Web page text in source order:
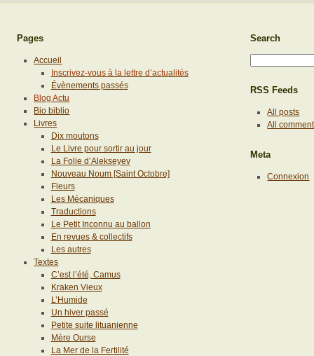
Pages
Accueil
Inscrivez-vous à la lettre d’actualités
Évènements passés
Blog Actu
Bio biblio
Livres
Dix moutons
Le Livre pour sortir au jour
La Folie d’Alekseyev
Nouveau Noum [Saint Octobre]
Fleurs
Les Mécaniques
Traductions
Le Petit Inconnu au ballon
En revues & collectifs
Les autres
Textes
C’est l’été, Camus
Kraken Vieux
L’Humide
Un hiver passé
Petite suite lituanienne
Mère Ourse
La Mer de la Fertilité
Search
RSS Feeds
All posts
All
Meta
Connexion